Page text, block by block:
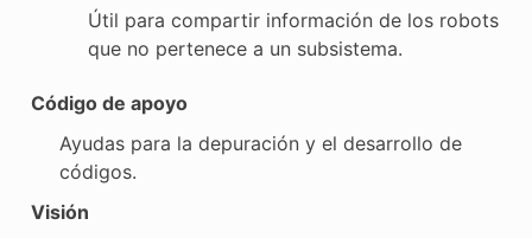
Útil para compartir información de los robots
que no pertenece a un subsistema.
Código de apoyo
Ayudas para la depuración y el desarrollo de
códigos.
Visión